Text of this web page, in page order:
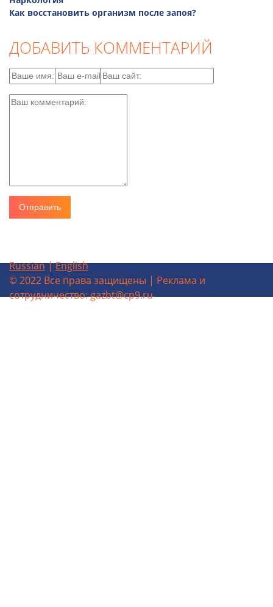
Как восстановить организм после запоя?
ДОБАВИТЬ КОММЕНТАРИЙ
Russian|English
© 2022 Все права защищены | Реклама и
сотрудничество: gazbt@cp9.ru